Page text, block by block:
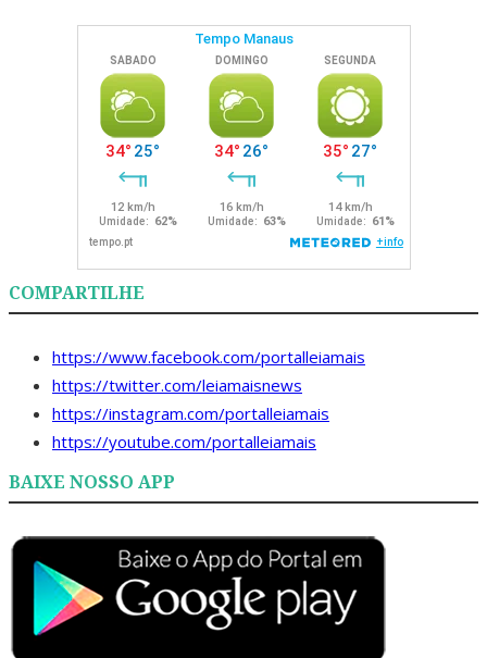
COMPARTILHE
https://www.facebook.com/portalleiamais
https://twitter.com/leiamaisnews
https://instagram.com/portalleiamais
https://youtube.com/portalleiamais
BAIXE NOSSO APP